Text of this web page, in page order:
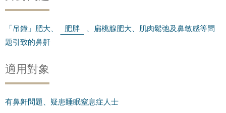
「吊鐘」肥大、 肥胖
、扁桃腺肥大、肌肉鬆弛及鼻敏感等問
題引致的鼻鼾
適用對象
有鼻鼾問題、疑患睡眠窒息症人士